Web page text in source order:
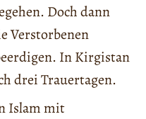
Doch dann
Verstorbenen
In Kirgistan
drei Trauertagen.
Islam mit